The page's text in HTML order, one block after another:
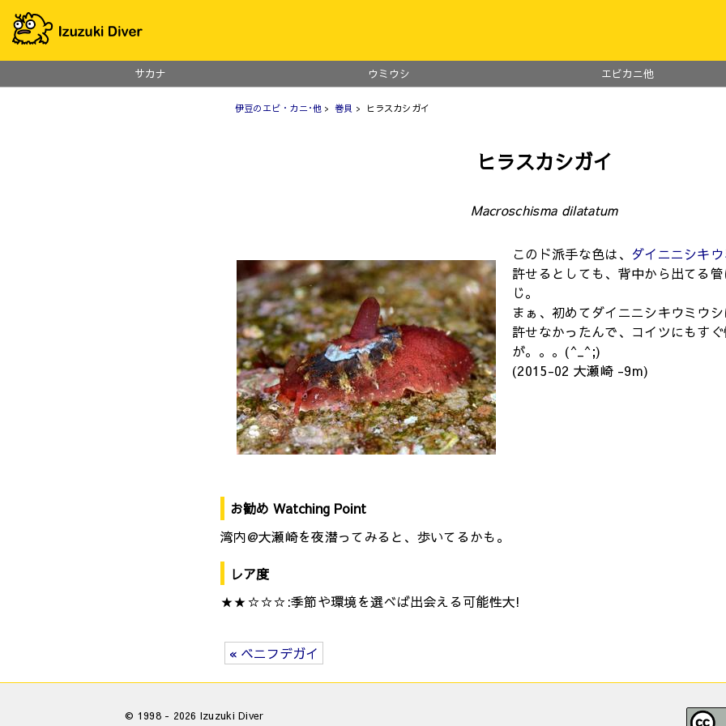
サカナ ウミウシ エビカニ他
伊豆のエビ・カニ･他 >巻貝 > ヒラスカシガイ
ヒラスカシガイ
Macroschisma dilatatum
このド派手な色は、 ダイニニシキ
許せるとしても、背中から出てる
じ。
まぁ、初めてダイニニシキウミウ
許せなかったんで、コイツにもす
が。。。(^_^;)
(2015-02 大瀬崎 -9m)
お勧め Watching Point
湾内@大瀬崎を夜潜ってみると、歩いてるかも。
レア度
★★☆☆☆:季節や環境を選べば出会える可能性大!
« ベニフデガイ
© 1998 - 2026 Izuzuki Diver